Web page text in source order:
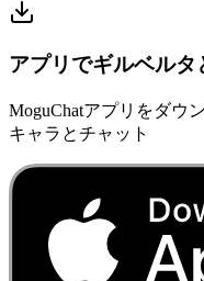
アプリでギルベルタ
MoguChatアプリをダウ
キャラとチャット